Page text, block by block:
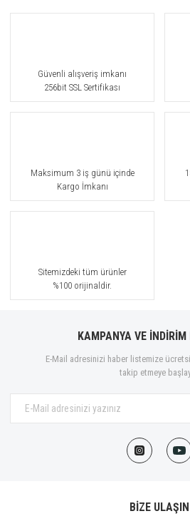
Güvenli alışveriş imkanı
256bit SSL Sertifikası
Maksimum 3 iş günü içinde
Kargo İmkanı
Sitemizdeki tüm ürünler
%100 orijinaldir.
KAMPANYA VE
E-Mail adresinizi haber listemize
takip etmeye
BİZE ULAŞIN